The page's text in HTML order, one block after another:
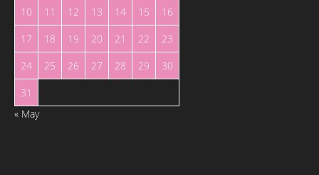
10
11 12 13 14 15
16
17
18 19 20 21 22
23
24
25 26 27 28 29
30
31
« May